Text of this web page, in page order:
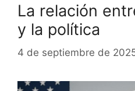
La relación
y la política
4 de septiembre de